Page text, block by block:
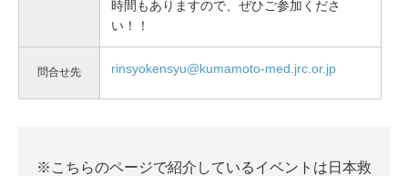
時間もありますので、ぜひご参加くださ
い！！
問合せ先 rinsyokensyu@kumamoto-med.jrc.or.jp
※こちらのページで紹介しているイベントは日本救